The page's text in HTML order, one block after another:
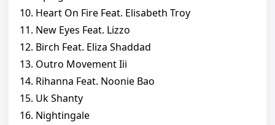
10. Heart On Fire Feat. Elisabeth Troy
11. New Eyes Feat. Lizzo
12. Birch Feat. Eliza Shaddad
13. Outro Movement Iii
14. Rihanna Feat. Noonie Bao
15. Uk Shanty
16. Nightingale